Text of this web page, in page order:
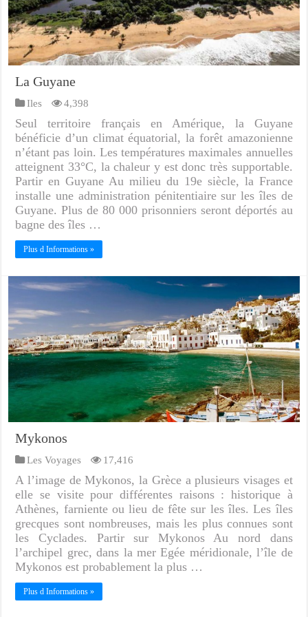
La Guyane
Iles 4,398
Seul territoire français en Amérique, la Guyane
bénéficie d’un climat équatorial, la forêt amazonienne
n’étant pas loin. Les températures maximales annuelles
atteignent 33°C, la chaleur y est donc très supportable.
Partir en Guyane Au milieu du 19e siècle, la France
installe une administration pénitentiaire sur les îles de
Guyane. Plus de 80 000 prisonniers seront déportés au
bagne des îles …
Plus d Informations »
Mykonos
Les Voyages 17,416
A l’image de Mykonos, la Grèce a plusieurs visages et
elle se visite pour différentes raisons : historique à
Athènes, farniente ou lieu de fête sur les îles. Les îles
grecques sont nombreuses, mais les plus connues sont
les Cyclades. Partir sur Mykonos Au nord dans
l’archipel grec, dans la mer Egée méridionale, l’île de
Mykonos est probablement la plus …
Plus d Informations »